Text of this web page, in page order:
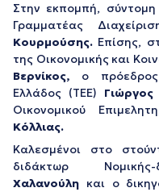
Στην εκπομπή,
Γραμματέας
Κουρμούσης. Επίσης,
της Οικονομικής και
Βερνίκος, ο πρόεδρος
Ελλάδος (ΤΕΕ) Γιώργος
Οικονομικού
Κόλλιας.
Καλεσμένοι στο
διδάκτωρ
Χαλανούλη και ο